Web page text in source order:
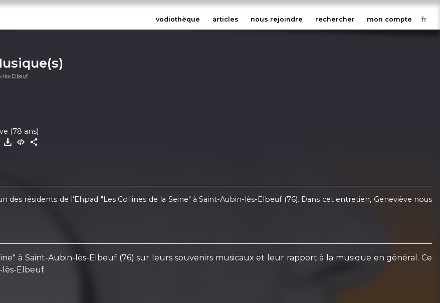
vodiothèque articles nous rejoindre rechercher mon compte
lès-Elbeuf
(78 ans)
résidents de l'Ehpad "Les Collines de la Seine" à Saint-Aubin-lès-Elbeuf (76). Dans cet entretien, Geneviève nous
à Saint-Aubin-lès-Elbeuf (76) sur leurs souvenirs musicaux et leur rapport à la musique en général. Ce
lès-Elbeuf.